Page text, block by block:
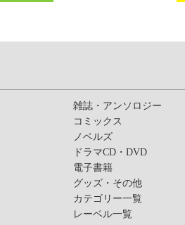
雑誌・アンソロジー
コミックス
ノベルズ
ドラマCD・DVD
電子書籍
グッズ・その他
カテゴリー一覧
レーベル一覧